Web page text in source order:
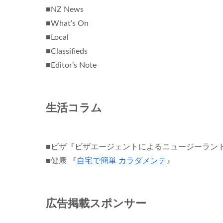
■NZ News
■What’s On
■Local
■Classifieds
■Editor’s Note
生活コラム
■ビザ『ビザエージェントによるニュージーラン
■健康 『 自宅で簡単 カラダメンテ 』
広告掲載スポンサー